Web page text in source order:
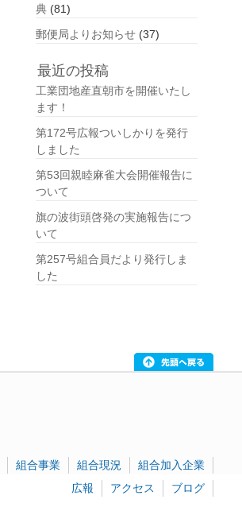
典 (81)
郵便局よりお知らせ (37)
最近の投稿
工業団地産直朝市を開催いたし
ます！
第172号広報ついしかりを発行
しました
第53回親睦麻雀大会開催報告に
ついて
旗の波街頭啓発の実施報告につ
いて
第257号組合員だより発行しま
した
組合事業 組合現況
組合加入企業
広報
アクセス ブログ